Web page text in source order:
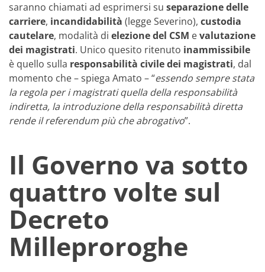
saranno chiamati ad esprimersi su separazione delle
carriere, incandidabilità (legge Severino), custodia
cautelare, modalità di elezione del CSM evalutazione
dei magistrati. Unico quesito ritenuto inammissibile
è quello sulla responsabilità civile dei magistrati, dal
momento che – spiega Amato – “essendo sempre stata
la regola per i magistrati quella della responsabilità
indiretta, la introduzione della responsabilità diretta
rende il referendum più che abrogativo”.
Il Governo va sotto
quattro volte sul
Decreto
Milleproroghe